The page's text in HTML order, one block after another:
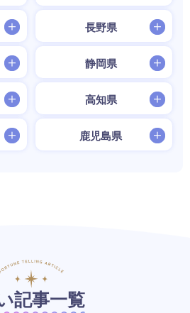
長野県
静岡県
高知県
鹿児島県
記事一覧